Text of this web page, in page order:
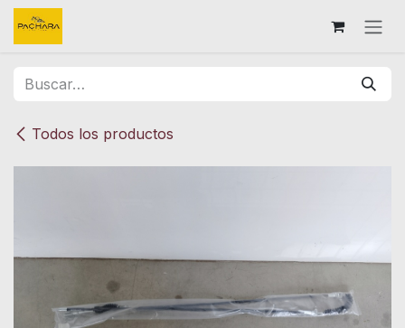
Ir al contenido
Todos los productos